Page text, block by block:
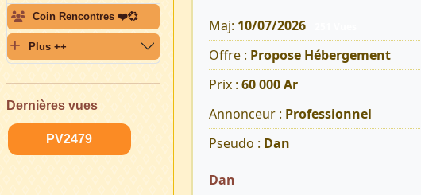
Coin Rencontres ❤️💞
Plus ++
Dernières vues
PV2479
Maj: 10/07/2026
Offre : Propose Hébergement
Prix : 60 000 Ar
Annonceur : Professionnel
Pseudo : Dan
Dan